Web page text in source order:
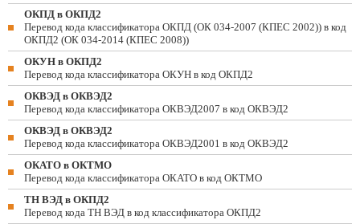
ОКПД в ОКПД2
Перевод кода классификатора ОКПД (ОК 034-2007 (КПЕС 2002)) в код
ОКПД2 (ОК 034-2014 (КПЕС 2008))
ОКУН в ОКПД2
Перевод кода классификатора ОКУН в код ОКПД2
ОКВЭД в ОКВЭД2
Перевод кода классификатора ОКВЭД2007 в код ОКВЭД2
ОКВЭД в ОКВЭД2
Перевод кода классификатора ОКВЭД2001 в код ОКВЭД2
ОКАТО в ОКТМО
Перевод кода классификатора ОКАТО в код ОКТМО
ТН ВЭД в ОКПД2
Перевод кода ТН ВЭД в код классификатора ОКПД2